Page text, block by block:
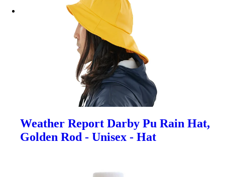
Weather Report Darby Pu Rain Hat,
Golden Rod - Unisex - Hat